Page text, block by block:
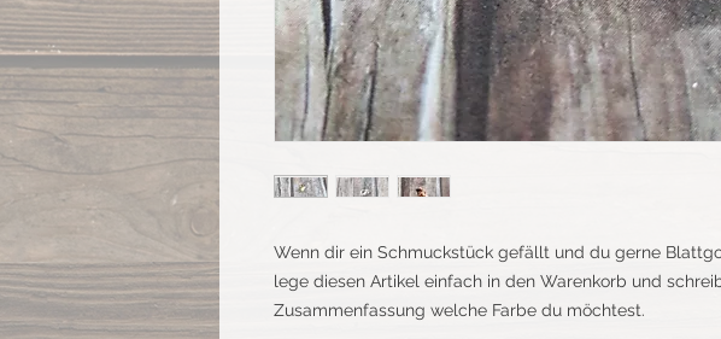
Wenn dir ein Schmuckstück gefällt und du gerne
lege diesen Artikel einfach in den Warenkorb und
Zusammenfassung welche Farbe du möchtest.